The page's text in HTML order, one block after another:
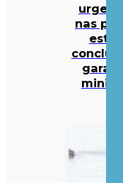
nas
estão
garante